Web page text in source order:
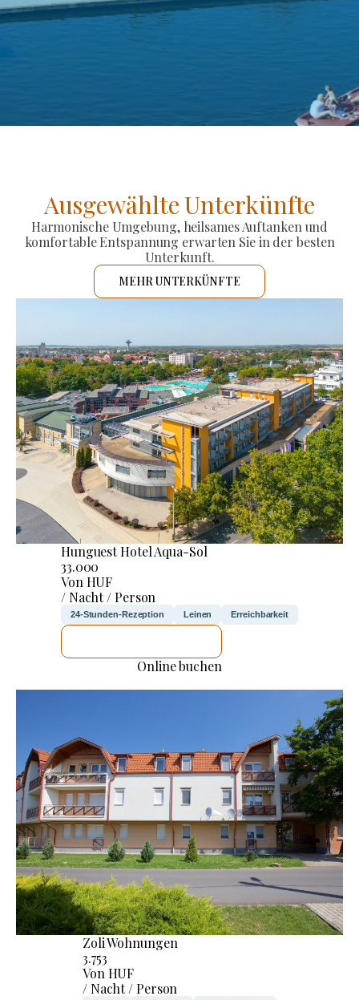
Ausgewählte Unterkünfte
Harmonische Umgebung, heilsames Auftanken und
komfortable Entspannung erwarten Sie in der besten
Unterkunft.
MEHR UNTERKÜNFTE
Hunguest Hotel Aqua-Sol
33.000
Von HUF
/ Nacht / Person
24-Stunden-Rezeption Leinen Erreichbarkeit
Online buchen
Zoli Wohnungen
3.753
Von HUF
/ Nacht / Person